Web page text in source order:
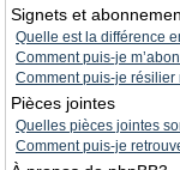
Signets et
Quelle est la différence
Comment puis-je
Comment puis-je
Pièces jointes
Quelles pièces jointes
Comment puis-je